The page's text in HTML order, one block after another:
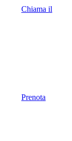
Chiama il
Prenota